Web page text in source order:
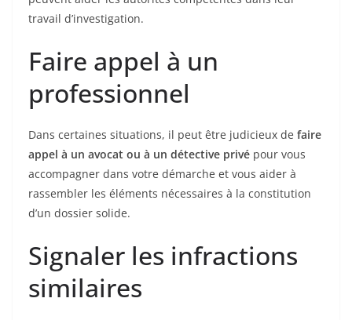
travail d’investigation.
Faire appel à un
professionnel
Dans certaines situations, il peut être judicieux de faire
appel à un avocat ou à un détective privé pour vous
accompagner dans votre démarche et vous aider à
rassembler les éléments nécessaires à la constitution
d’un dossier solide.
Signaler les infractions
similaires